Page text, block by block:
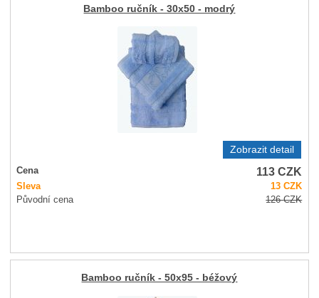
Bamboo ručník - 30x50 - modrý
Zobrazit detail
Cena 113CZK
Sleva 13CZK
Původní cena
126CZK
Bamboo ručník - 50x95 - béžový